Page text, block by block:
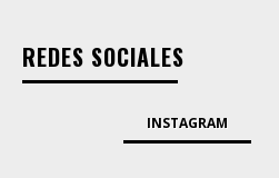
REDES SOCIALES
INSTAGRAM